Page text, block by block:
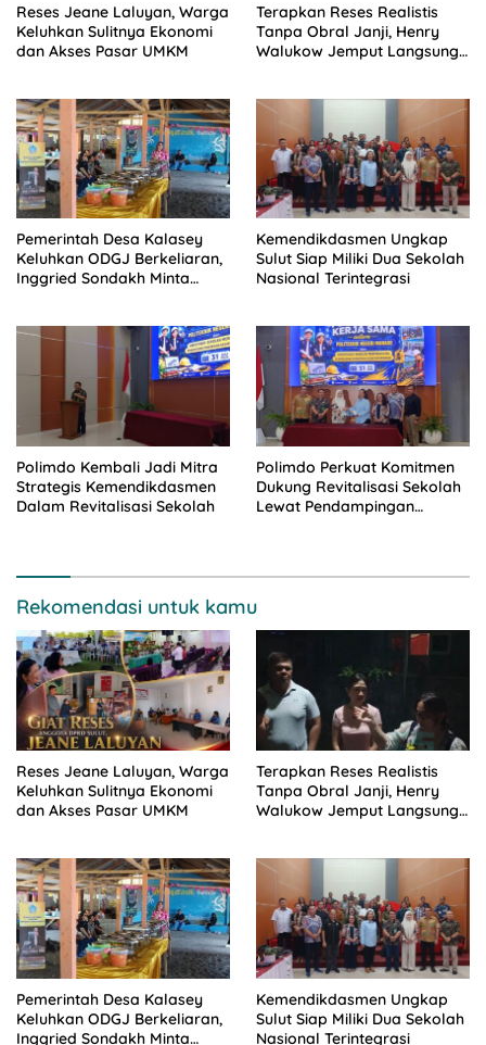
Reses Jeane Laluyan, Warga
Keluhkan Sulitnya Ekonomi
dan Akses Pasar UMKM
Terapkan Reses Realistis
Tanpa Obral Janji, Henry
Walukow Jemput Langsung
Pemerintah Desa Kalasey
Keluhkan ODGJ Berkeliaran,
Inggried Sondakh Minta
Kemendikdasmen Ungkap
Sulut Siap Miliki Dua Sekolah
Nasional Terintegrasi
Polimdo Kembali Jadi Mitra
Strategis Kemendikdasmen
Dalam Revitalisasi Sekolah
Polimdo Perkuat Komitmen
Dukung Revitalisasi Sekolah
Lewat Pendampingan
Rekomendasi untuk kamu
Reses Jeane Laluyan, Warga
Keluhkan Sulitnya Ekonomi
dan Akses Pasar UMKM
Terapkan Reses Realistis
Tanpa Obral Janji, Henry
Walukow Jemput Langsung
Pemerintah Desa Kalasey
Keluhkan ODGJ Berkeliaran,
Inggried Sondakh Minta
Kemendikdasmen Ungkap
Sulut Siap Miliki Dua Sekolah
Nasional Terintegrasi